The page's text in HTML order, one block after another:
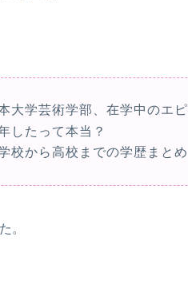
大学芸術学部、在学中のエ
したって本当？
校から高校までの学歴まとめ
。